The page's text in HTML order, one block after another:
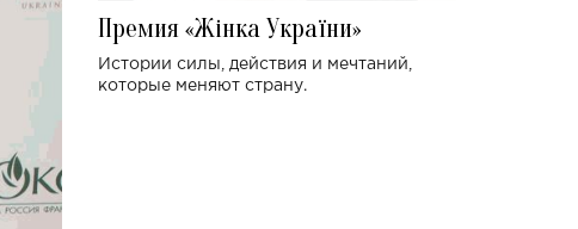
Премия «Жінка України»
Истории силы, действия и мечтаний,
которые меняют страну.